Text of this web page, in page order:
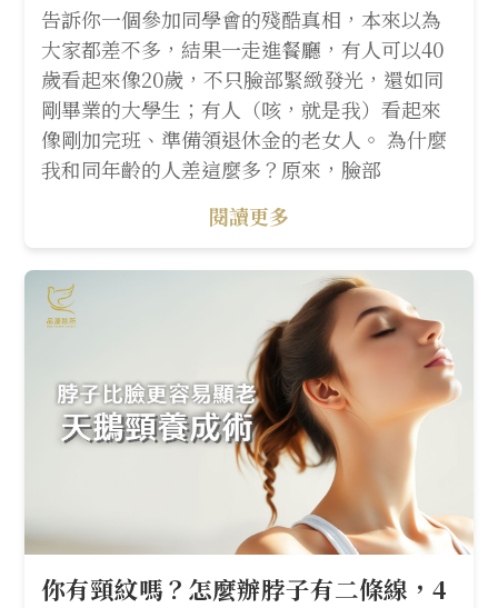
告訴你一個參加同學會的殘酷真相，本來以為
大家都差不多，結果一走進餐廳，有人可以40
歲看起來像20歲，不只臉部緊緻發光，還如同
剛畢業的大學生；有人（咳，就是我）看起來
像剛加完班、準備領退休金的老女人。 為什麼
我和同年齡的人差這麼多？原來，臉部
閱讀更多
你有頸紋嗎？怎麼辦脖子有二條線，4